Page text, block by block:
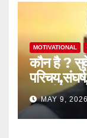
MOTIVATIONAL
कौन है ?
राजनीतिक
MAY 9, 2026